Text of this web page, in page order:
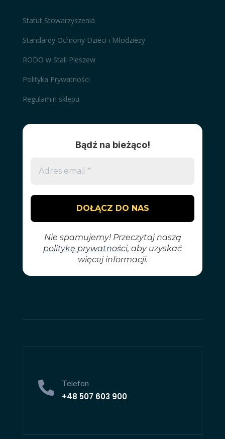
Statut Stowarzyszenia
Standardy Ochrony Dzieci i Młodzieży
RODO w Stali Pleszew
Polityka Prywatności
Regulamin sklepu
 Telefon
+48 507 603 900